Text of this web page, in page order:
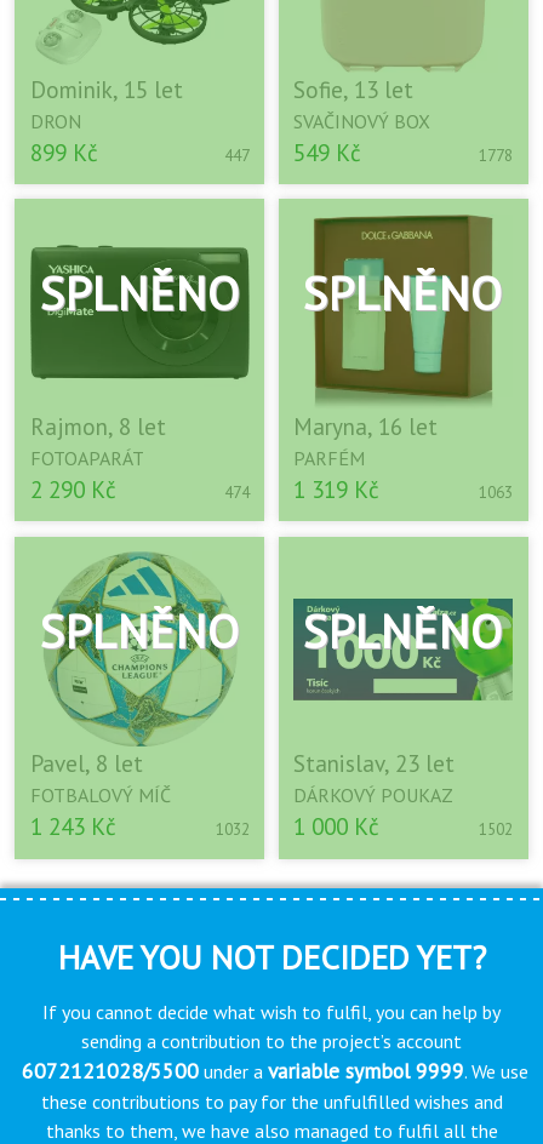
Dominik, 15 let
DRON
899 Kč 447
Sofie, 13 let
SVAČINOVÝ BOX
549 Kč 1778
Rajmon, 8 let
FOTOAPARÁT
2 290 Kč 474
Maryna, 16 let
PARFÉM
1 319 Kč 1063
Pavel, 8 let
FOTBALOVÝ MÍČ
1 243 Kč 1032
Stanislav, 23 let
DÁRKOVÝ POUKAZ
1 000 Kč 1502
HAVE YOU NOT DECIDED YET?
If you cannot decide what wish to fulfil, you can help by
sending a contribution to the project’s account
6072121028/5500under a variable symbol 9999. We use
these contributions to pay for the unfulfilled wishes and
thanks to them, we have also managed to fulfil all the